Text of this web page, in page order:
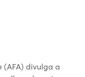
(AFA) divulga a